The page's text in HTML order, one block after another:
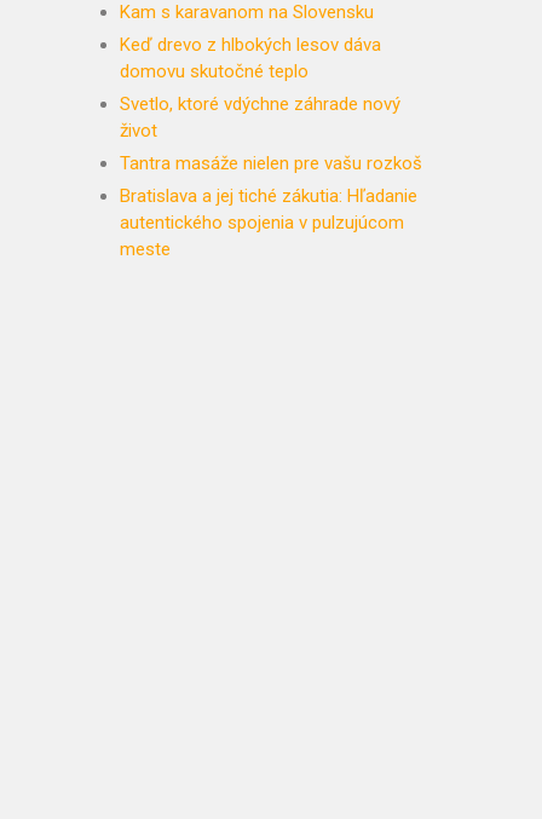
Kam s karavanom na Slovensku
Keď drevo z hlbokých lesov dáva
domovu skutočné teplo
Svetlo, ktoré vdýchne záhrade nový
život
Tantra masáže nielen pre vašu rozkoš
Bratislava a jej tiché zákutia: Hľadanie
autentického spojenia v pulzujúcom
meste